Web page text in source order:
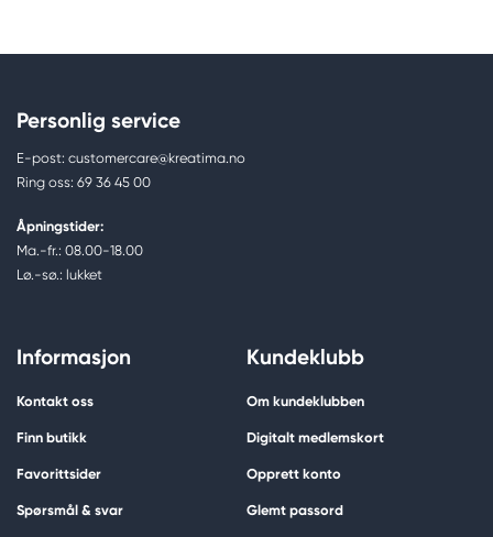
Personlig service
E-post: customercare@kreatima.no
Ring oss: 69 36 45 00
Åpningstider:
Ma.-fr.: 08.00-18.00
Lø.-sø.: lukket
Informasjon
Kontakt oss
Finn butikk
Favorittsider
Spørsmål & svar
Kundeklubb
Om kundeklubben
Digitalt medlemskort
Opprett konto
Glemt passord